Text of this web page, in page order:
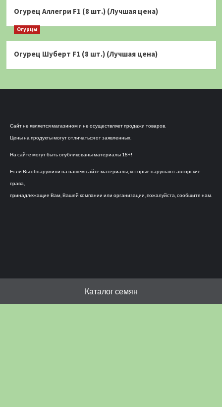
Огурец Аллегри F1 (8 шт.) (Лучшая цена)
Огурцы
Огурец Шуберт F1 (8 шт.) (Лучшая цена)
Сайт не является магазином и не осуществляет продажи товаров.
Цены на продукты могут отличаться от заявленных.
На сайте могут быть опубликованы материалы 18+!
Если Вы обнаружили на нашем сайте материалы, которые нарушают авторские
права,
принадлежащие Вам, Вашей компании или организации, пожалуйста, сообщите нам.
Каталог семян